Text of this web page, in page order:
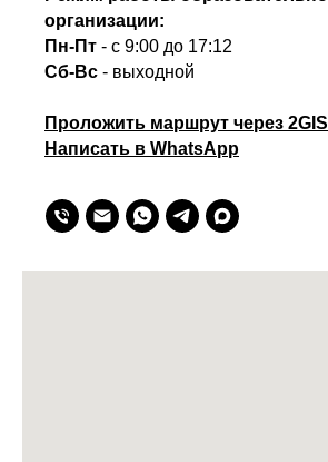
организации:
Пн-Пт - с 9:00 до 17:12
Сб-Вс - выходной
Проложить маршрут через 2GIS
Написать в WhatsApp